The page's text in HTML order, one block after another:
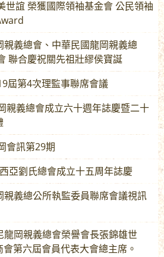
世誼 榮獲國際領袖基金會 公民領袖
義總會、中華民國龍岡親義總
聯合慶祝關先祖壯繆侯寶誕
屆第4次理監事聯席會議
親義總會成立六十週年誌慶暨二十
會訊第29期
亞劉氏總會成立十五周年誌慶
義總公所執監委員聯席會議視訊
岡親義總會榮譽會長張錦雄世
第六屆會員代表大會總主席。